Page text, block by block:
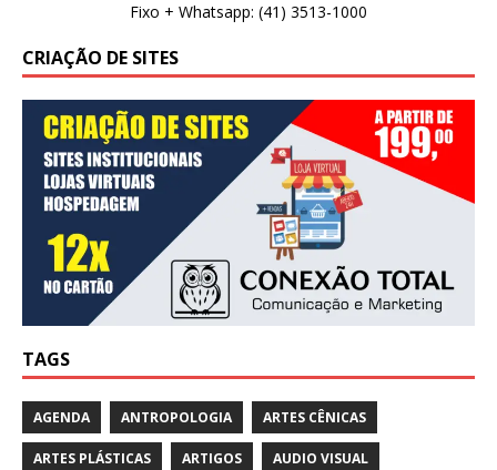
Fixo + Whatsapp: (41) 3513-1000
CRIAÇÃO DE SITES
TAGS
AGENDA ANTROPOLOGIA ARTES CÊNICAS
ARTES PLÁSTICAS ARTIGOS AUDIO VISUAL